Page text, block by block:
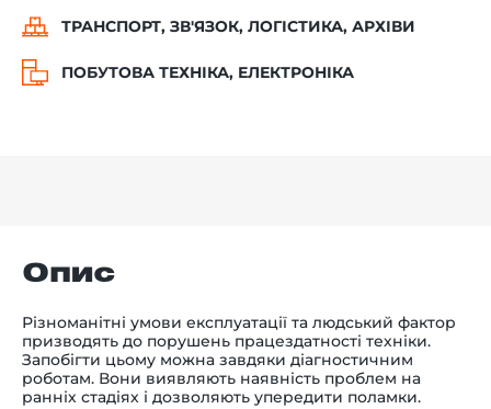
ТРАНСПОРТ, ЗВ'ЯЗОК, ЛОГІСТИКА, АРХІВИ
ПОБУТОВА ТЕХНІКА, ЕЛЕКТРОНІКА
Опис
Різноманітні умови експлуатації та людський фактор
призводять до порушень працездатності техніки.
Запобігти цьому можна завдяки діагностичним
роботам. Вони виявляють наявність проблем на
ранніх стадіях і дозволяють упередити поламки.